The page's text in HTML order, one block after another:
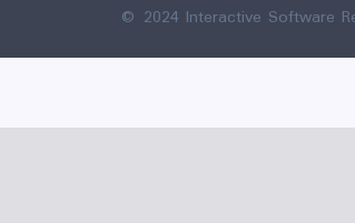
© 2024 Interactive